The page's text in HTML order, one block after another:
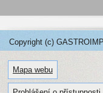
Copyright (c)
Mapa webu